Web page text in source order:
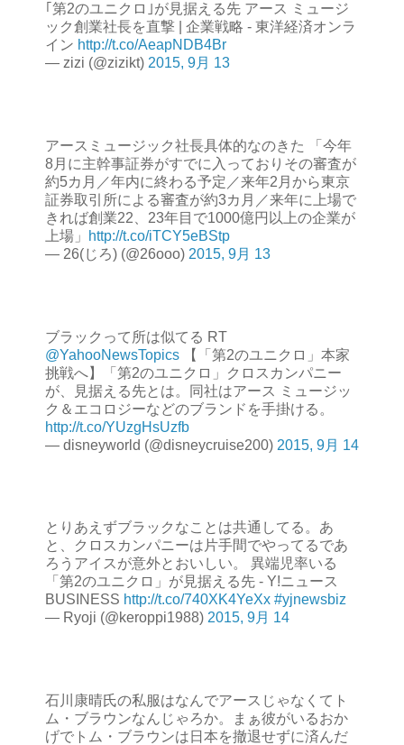
｢第2のユニクロ｣が見据える先 アース ミュージ
ック創業社長を直撃 | 企業戦略 - 東洋経済オンラ
イン http://t.co/AeapNDB4Br
— zizi (@zizikt) 2015, 9月 13
アースミュージック社長具体的なのきた 「今年
8月に主幹事証券がすでに入っておりその審査が
約5カ月／年内に終わる予定／来年2月から東京
証券取引所による審査が約3カ月／来年に上場で
きれば創業22、23年目で1000億円以上の企業が
上場」
http://t.co/iTCY5eBStp
— 26(じろ) (@26ooo) 2015, 9月 13
ブラックって所は似てる RT
@YahooNewsTopics 【「第2のユニクロ」本家
挑戦へ】「第2のユニクロ」クロスカンパニー
が、見据える先とは。同社はアース ミュージッ
ク＆エコロジーなどのブランドを手掛ける。
http://t.co/YUzgHsUzfb
— disneyworld (@disneycruise200) 2015, 9月 14
とりあえずブラックなことは共通してる。あ
と、クロスカンパニーは片手間でやってるであ
ろうアイスが意外とおいしい。 異端児率いる
「第2のユニクロ」が見据える先 - Y!ニュース
BUSINESS http://t.co/740XK4YeXx #yjnewsbiz
— Ryoji (@keroppi1988) 2015, 9月 14
石川康晴氏の私服はなんでアースじゃなくてト
ム・ブラウンなんじゃろか。まぁ彼がいるおか
げでトム・ブラウンは日本を撤退せずに済んだ